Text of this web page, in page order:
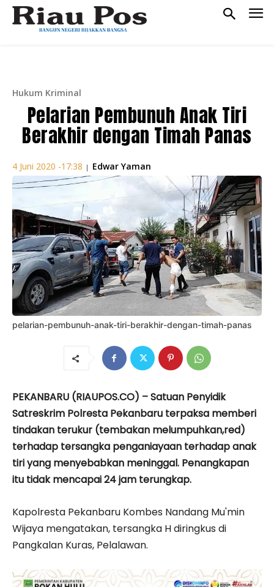
Hukum Kriminal
Pelarian Pembunuh Anak Tiri
Berakhir dengan Timah Panas
4 Juni 2020 -17:38 | Edwar Yaman
pelarian-pembunuh-anak-tiri-berakhir-dengan-timah-panas
PEKANBARU (RIAUPOS.CO) – Satuan Penyidik
Satreskrim Polresta Pekanbaru terpaksa memberi
tindakan terukur (tembakan melumpuhkan,red)
terhadap tersangka penganiayaan terhadap anak
tiri yang menyebabkan meninggal. Penangkapan
itu tidak mencapai 24 jam terungkap.
Kapolresta Pekanbaru Kombes Nandang Mu'min
Wijaya mengatakan, tersangka H diringkus di
Pangkalan Kuras, Pelalawan.